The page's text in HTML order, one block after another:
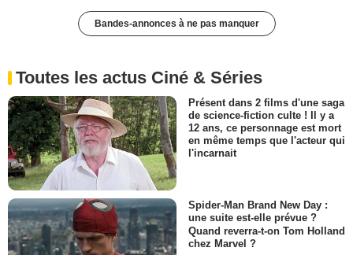
Bandes-annonces à ne pas manquer
Toutes les actus Ciné & Séries
Présent dans 2 films d'une saga
de science-fiction culte ! Il y a
12 ans, ce personnage est mort
en même temps que l'acteur qui
l'incarnait
Spider-Man Brand New Day :
une suite est-elle prévue ?
Quand reverra-t-on Tom Holland
chez Marvel ?